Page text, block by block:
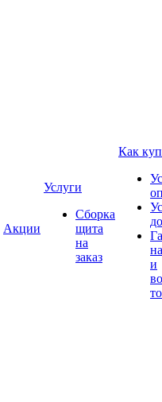
Акции
Услуги
Сборка
щита
на
заказ
Как
и